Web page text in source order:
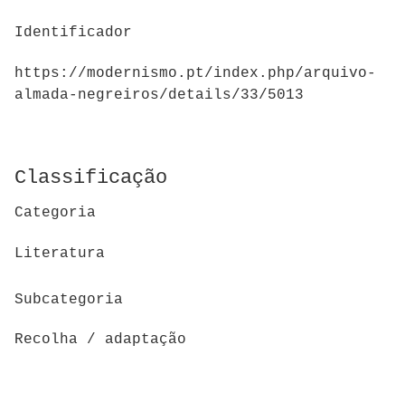
Identificador
https://modernismo.pt/index.php/arquivo-
almada-negreiros/details/33/5013
Classificação
Categoria
Literatura
Subcategoria
Recolha / adaptação